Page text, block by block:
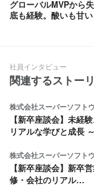
グローバルMVPから
底も経験。酸いも甘
社員インタビュー
関連するストー
株式会社スーパーソフト
【新卒座談会】未経
リアルな学びと成長
株式会社スーパーソフト
【新卒座談会】新卒
修・会社のリアル…